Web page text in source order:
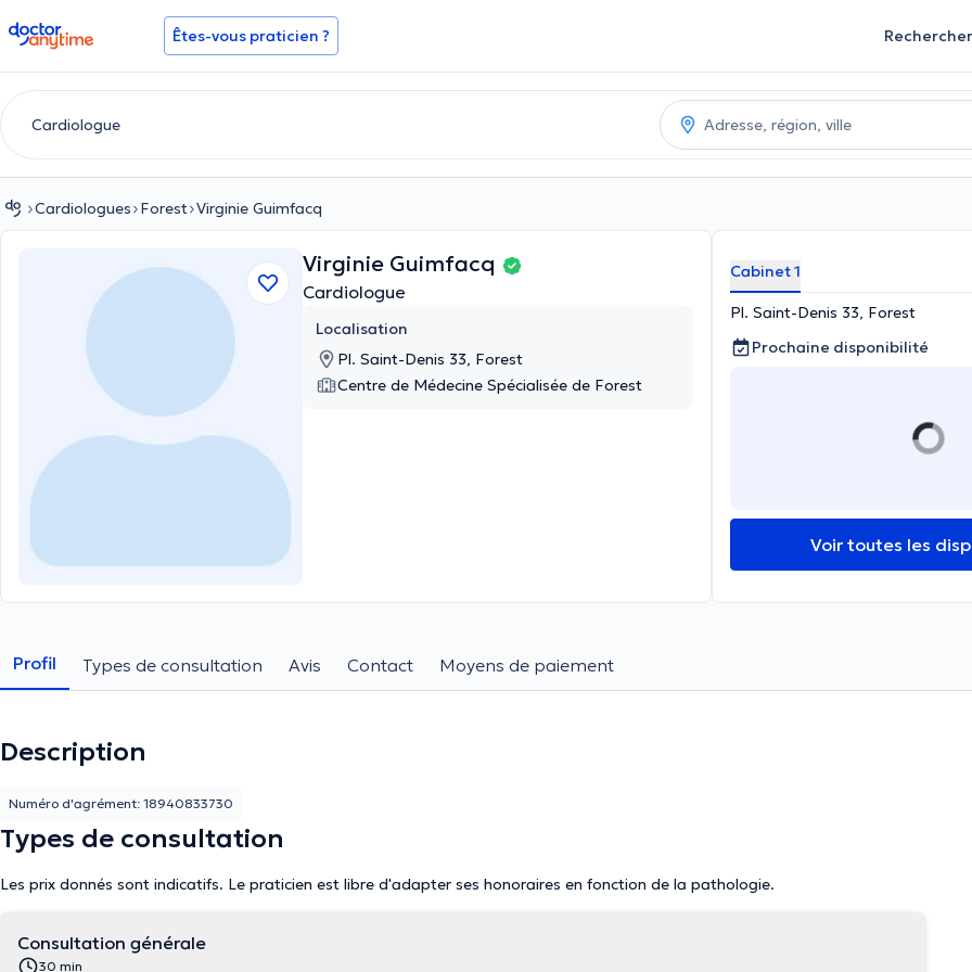
doctoranytime Êtes-vous praticien ? Rechercher
Cardiologues Forest Virginie Guimfacq
Virginie Guimfacq
Cardiologue
Localisation
Pl. Saint-Denis 33, Forest
Centre de Médecine Spécialisée de Forest
Cabinet 1
Pl. Saint-Denis 33, Forest
Prochaine disponibilité
Voir toutes les
Profil Types de consultation Avis Contact Moyens de paiement
Description
Numéro d'agrément: 18940833730
Types de consultation
Les prix donnés sont indicatifs. Le praticien est libre d'adapter ses honoraires en fonction de la pathologie.
Consultation générale
30 min